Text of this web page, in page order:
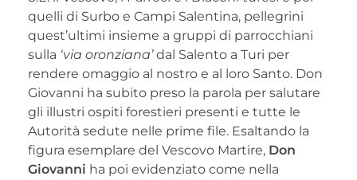
quelli di Surbo e Campi Salentina, pellegrini
quest’ultimi insieme a gruppi di parrocchiani
sulla ‘via oronziana’dal Salento a Turi per
rendere omaggio al nostro e al loro Santo. Don
Giovanni ha subito preso la parola per salutare
gli illustri ospiti forestieri presenti e tutte le
Autorità sedute nelle prime file. Esaltando la
figura esemplare del Vescovo Martire, Don
Giovanni ha poi evidenziato come nella